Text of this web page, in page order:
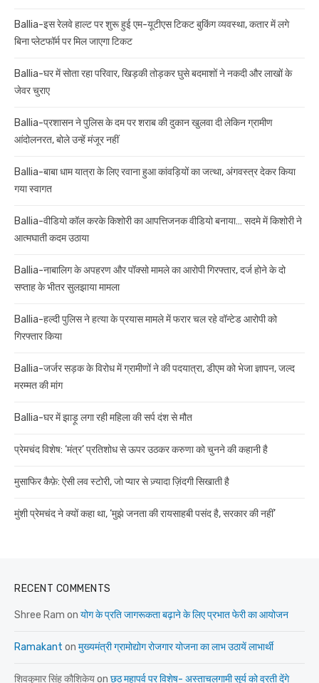
Ballia-इस रेलवे हाल्ट पर शुरू हुई एम-यूटीएस टिकट बुकिंग व्यवस्था, कतार में लगे
बिना प्लेटफॉर्म पर मिल जाएगा टिकट
Ballia-घर में सोता रहा परिवार, खिड़की तोड़कर घुसे बदमाशों ने नकदी और लाखों के
जेवर चुराए
Ballia-प्रशासन ने पुलिस के दम पर शराब की दुकान खुलवा दी लेकिन ग्रामीण
आंदोलनरत, बोले उन्हें मंजूर नहीं
Ballia-बाबा धाम यात्रा के लिए रवाना हुआ कांवड़ियों का जत्था, अंगवस्त्र देकर किया
गया स्वागत
Ballia-वीडियो कॉल करके किशोरी का आपत्तिजनक वीडियो बनाया… सदमे में किशोरी ने
आत्मघाती कदम उठाया
Ballia-नाबालिग के अपहरण और पॉक्सो मामले का आरोपी गिरफ्तार, दर्ज होने के दो
सप्ताह के भीतर सुलझाया मामला
Ballia-हल्दी पुलिस ने हत्या के प्रयास मामले में फरार चल रहे वॉन्टेड आरोपी को
गिरफ्तार किया
Ballia-जर्जर सड़क के विरोध में ग्रामीणों ने की पदयात्रा, डीएम को भेजा ज्ञापन, जल्द
मरम्मत की मांग
Ballia-घर में झाड़ू लगा रही महिला की सर्प दंश से मौत
प्रेमचंद विशेष: ‘मंत्र’ प्रतिशोध से ऊपर उठकर करुणा को चुनने की कहानी है
मुसाफिर कैफ़े: ऐसी लव स्टोरी, जो प्यार से ज़्यादा ज़िंदगी सिखाती है
मुंशी प्रेमचंद ने क्यों कहा था, ‘मुझे जनता की रायसाहबी पसंद है, सरकार की नहीं’
RECENT COMMENTS
Shree Ram on योग के प्रति जागरूकता बढ़ाने के लिए प्रभात फेरी का आयोजन
Ramakant on मुख्यमंत्री ग्रामोद्योग रोजगार योजना का लाभ उठायें लाभार्थी
शिवकुमार सिंह कौशिकेयon छठ महापर्व पर विशेष- अस्ताचलगामी सूर्य को व्रती देंगे